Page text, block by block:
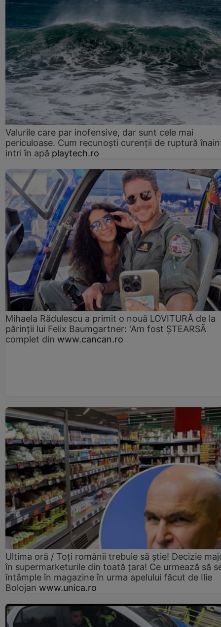
Valurile care par inofensive, dar sunt cele mai
periculoase. Cum recunoști curenții de ruptură
intri în apă playtech.ro
Mihaela Rădulescu a primit o nouă LOVITURĂ de la
părinții lui Felix Baumgartner: 'Am fost ȘTEARSĂ
complet din www.cancan.ro
Ultima oră / Toți românii trebuie să știe! Decizie
în supermarketurile din toată țara! Ce urmează să
întâmple în magazine în urma apelului făcut de Ilie
Bolojan www.unica.ro